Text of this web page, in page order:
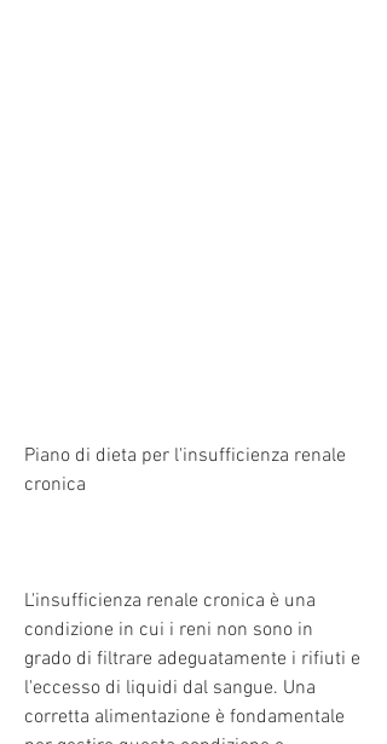
Piano di dieta per l'insufficienza renale
cronica
L'insufficienza renale cronica è una
condizione in cui i reni non sono in
grado di filtrare adeguatamente i rifiuti e
l'eccesso di liquidi dal sangue. Una
corretta alimentazione è fondamentale